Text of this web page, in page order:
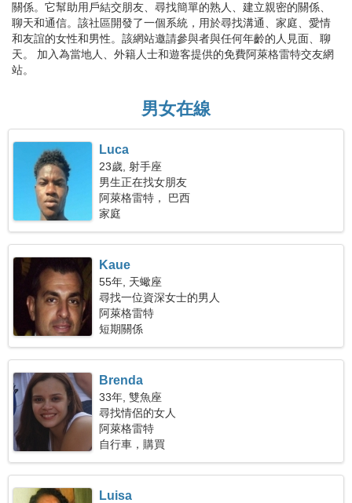
關係。它幫助用戶結交朋友、尋找簡單的熟人、建立親密的關係、
聊天和通信。該社區開發了一個系統，用於尋找溝通、家庭、愛情
和友誼的女性和男性。該網站邀請參與者與任何年齡的人見面、聊
天。 加入為當地人、外籍人士和遊客提供的免費阿萊格雷特交友網
站。
男女在線
Luca
23歲, 射手座
男生正在找女朋友
阿萊格雷特， 巴西
家庭
Kaue
55年, 天蠍座
尋找一位資深女士的男人
阿萊格雷特
短期關係
Brenda
33年, 雙魚座
尋找情侶的女人
阿萊格雷特
自行車，購買
Luisa